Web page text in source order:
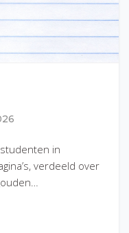
in
verdeeld over